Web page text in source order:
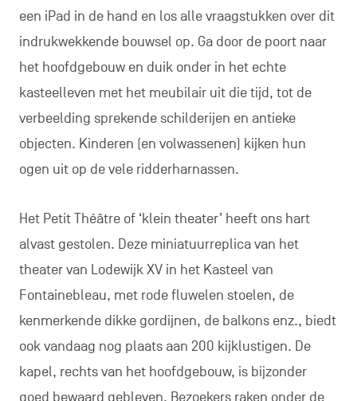
een iPad in de hand en los alle vraagstukken over dit
indrukwekkende bouwsel op. Ga door de poort naar
het hoofdgebouw en duik onder in het echte
kasteelleven met het meubilair uit die tijd, tot de
verbeelding sprekende schilderijen en antieke
objecten. Kinderen (en volwassenen) kijken hun
ogen uit op de vele ridderharnassen.
Het Petit Théâtre of ‘klein theater’ heeft ons hart
alvast gestolen. Deze miniatuurreplica van het
theater van Lodewijk XV in het Kasteel van
Fontainebleau, met rode fluwelen stoelen, de
kenmerkende dikke gordijnen, de balkons enz., biedt
ook vandaag nog plaats aan 200 kijklustigen. De
kapel, rechts van het hoofdgebouw, is bijzonder
goed bewaard gebleven. Bezoekers raken onder de